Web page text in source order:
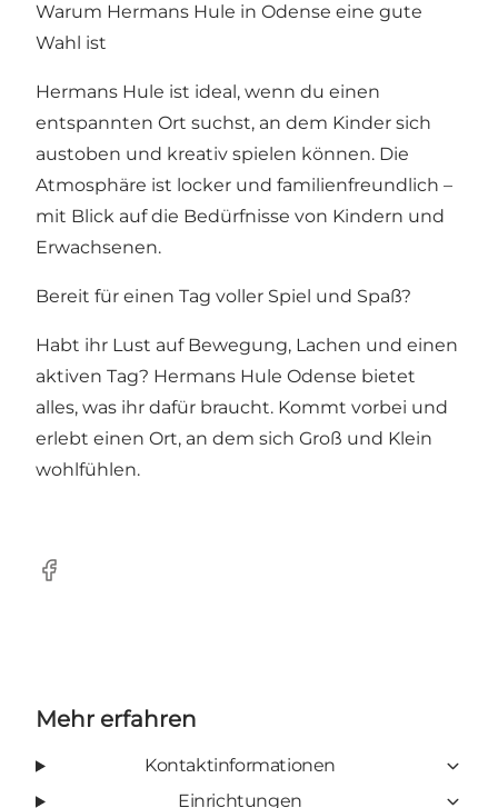
Warum Hermans Hule in Odense eine gute
Wahl ist
Hermans Hule ist ideal, wenn du einen
entspannten Ort suchst, an dem Kinder sich
austoben und kreativ spielen können. Die
Atmosphäre ist locker und familienfreundlich –
mit Blick auf die Bedürfnisse von Kindern und
Erwachsenen.
Bereit für einen Tag voller Spiel und Spaß?
Habt ihr Lust auf Bewegung, Lachen und einen
aktiven Tag? Hermans Hule Odense bietet
alles, was ihr dafür braucht. Kommt vorbei und
erlebt einen Ort, an dem sich Groß und Klein
wohlfühlen.
Facebook
Mehr erfahren
Kontaktinformationen
Einrichtungen